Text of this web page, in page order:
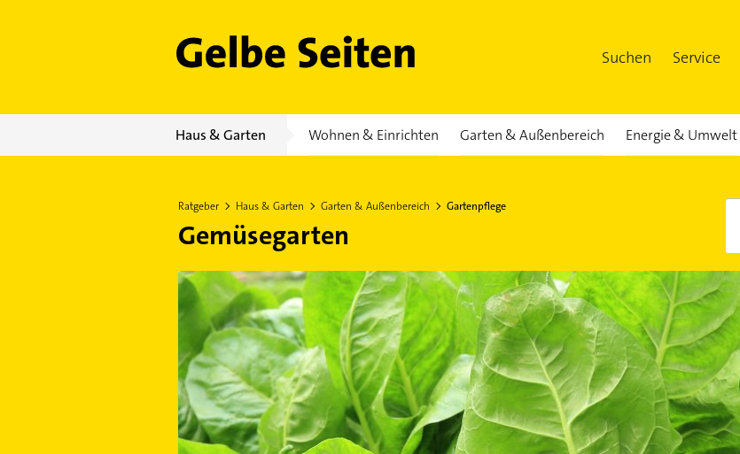
Gelbe Seiten Suchen Service
Haus & Garten Wohnen & Einrichten Garten & Außenbereich Energie & Umwelt
Ratgeber Haus & Garten Garten & Außenbereich Gartenpflege
Gemüsegarten